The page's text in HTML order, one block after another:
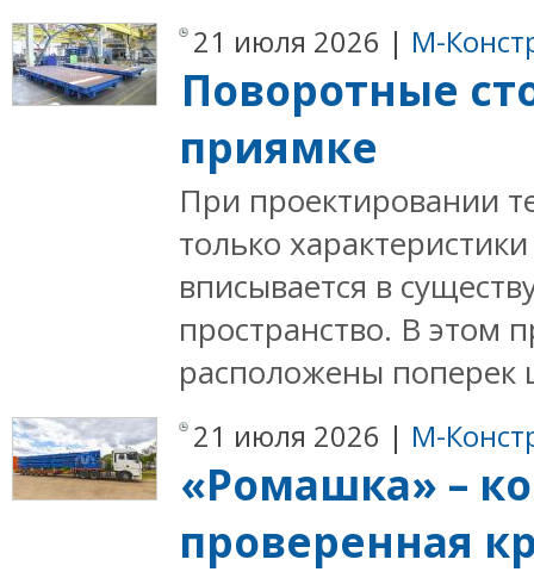
21 июля 2026 | М-
Поворотные
приямке
При проектировании
только
вписывается в
пространство. В этом
расположены
21 июля 2026 | М-
«Ромашка» –
проверенная